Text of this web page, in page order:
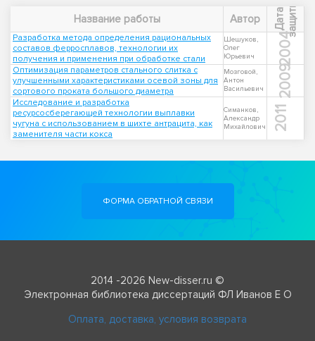
Название работы Автор Д
а
т
а
з
а
щ
и
т ы
Разработка метода определения рациональных
составов ферросплавов, технологии их
получения и применения при обработке стали
Шешуков,
Олег
Юрьевич
2004
Оптимизация параметров стального слитка с
улучшенными характеристиками осевой зоны для
сортового проката большого диаметра
Мозговой,
Антон
Васильевич
2009
Исследование и разработка
ресурсосберегающей технологии выплавки
чугуна с использованием в шихте антрацита, как
заменителя части кокса
Симанков,
Александр
Михайлович
2011
ФОРМА ОБРАТНОЙ СВЯЗИ
2014 -2026 New-disser.ru ©
Электронная библиотека диссертаций ФЛ Иванов Е О
Оплата, доставка, условия возврата